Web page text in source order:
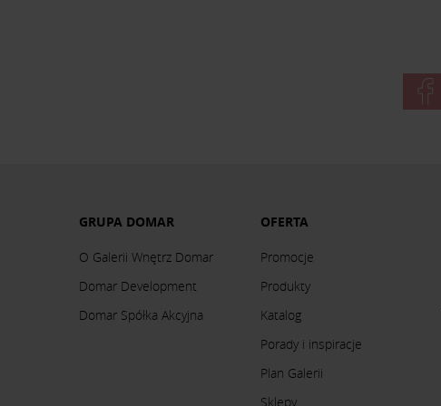
GRUPA DOMAR
O Galerii Wnętrz Domar
Domar Development
Domar Spółka Akcyjna
OFERTA
Promocje
Produkty
Katalog
Porady i inspiracje
Plan Galerii
Sklepy